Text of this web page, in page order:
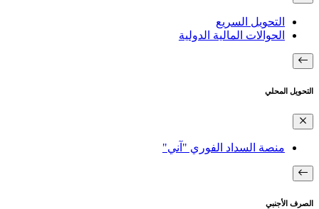
التحويل السريع
الحوالات المالية الدولية
التحويل المحلي
منصة السداد الفوري "آني"
الصرف الأجنبي